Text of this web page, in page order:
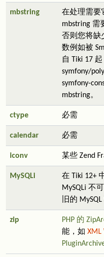
mbstring
在处理需要
mbstring 需
否则您将缺
数例如被
自 Tiki 17
symfony/
symfony-
mbstring。
ctype 必需
calendar 必需
iconv 某些 Zend
MySQLi
在 Tiki 12+
MySQLi 不
旧的 MySQL
zip PHP 的
能，如 XML